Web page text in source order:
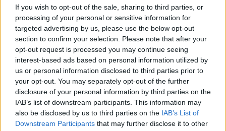
If you wish to opt-out of the sale, sharing to third parties, or
processing of your personal or sensitive information for
targeted advertising by us, please use the below opt-out
section to confirm your selection. Please note that after your
opt-out request is processed you may continue seeing
interest-based ads based on personal information utilized by
us or personal information disclosed to third parties prior to
your opt-out. You may separately opt-out of the further
disclosure of your personal information by third parties on the
IAB’s list of downstream participants. This information may
also be disclosed by us to third parties on the IAB’s List of
Downstream Participants that may further disclose it to other
amellyel Celine Dion küzd? Ismerje
meg jobban az SPS-t